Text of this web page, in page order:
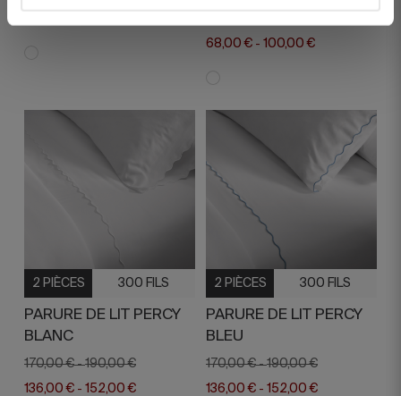
68,00 € - 100,00 €
2 PIÈCES 300 FILS
PARURE DE LIT PERCY
BLANC
170,00 € -190,00 €
136,00 € - 152,00 €
2 PIÈCES 300 FILS
PARURE DE LIT PERCY
BLEU
170,00 € -190,00 €
136,00 € - 152,00 €